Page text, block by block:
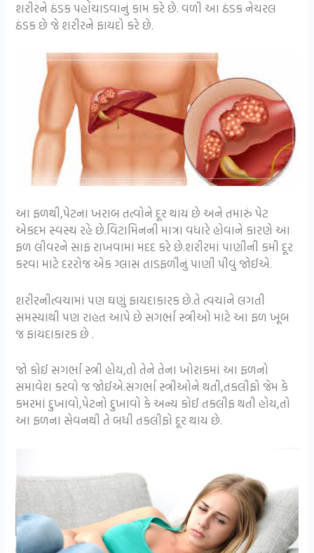
શરીરને ઠંડક પહોંચાડવાનું કામ કરે છે. વળી આ ઠંડક નેચરલ
ઠંડક છે જે શરીરને ફાયદો કરે છે.
આ ફળથી,પેટના ખરાબ તત્વોને દૂર થાય છે અને તમારું પેટ
એકદમ સ્વસ્થ રહે છે.વિટામિનની માત્રા વધારે હોવાને કારણે આ
ફળ લીવરને સાફ રાખવામાં મદદ કરે છે.શરીરમાં પાણીની કમી દૂર
કરવા માટે દરરોજ એક ગ્લાસ તાડફળીનું પાણી પીવું જોઈએ.
શરીરનીત્વચામાં પણ ઘણું ફાયદાકારક છે.તે ત્વચાને લગતી
સમસ્યાથી પણ રાહત આપે છે સગર્ભા સ્ત્રીઓ માટે આ ફળ ખૂબ
જ ફાયદાકારક છે .
જો કોઈ સગર્ભા સ્ત્રી હોય,તો તેને તેના ખોરાકમાં આ ફળનો
સમાવેશ કરવો જ જોઈએ.સગર્ભા સ્ત્રીઓને થતી,તકલીફો જેમ કે
કમરમાં દુખાવો,પેટનો દુખાવો કે અન્ય કોઈ તકલીફ થતી હોય,તો
આ ફળના સેવનથી તે બધી તકલીફો દૂર થાય છે.